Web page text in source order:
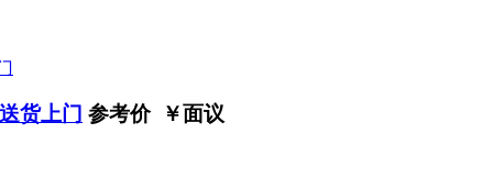
货上门 参考价 ￥面议